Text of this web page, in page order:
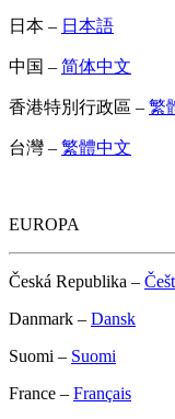
日本 – 日本語
中国 – 简体中文
香港特別行政區 – 繁
台灣 – 繁體中文
EUROPA
Česká Republika –
Danmark – Dansk
Suomi – Suomi
France – Français